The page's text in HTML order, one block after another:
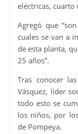
eléctricas, cuarto
Agregó que
cuales se van a
de esta planta,
25 años”.
Tras conocer
Vásquez, líder
todo esto se
los niños, por
de Pompeya.